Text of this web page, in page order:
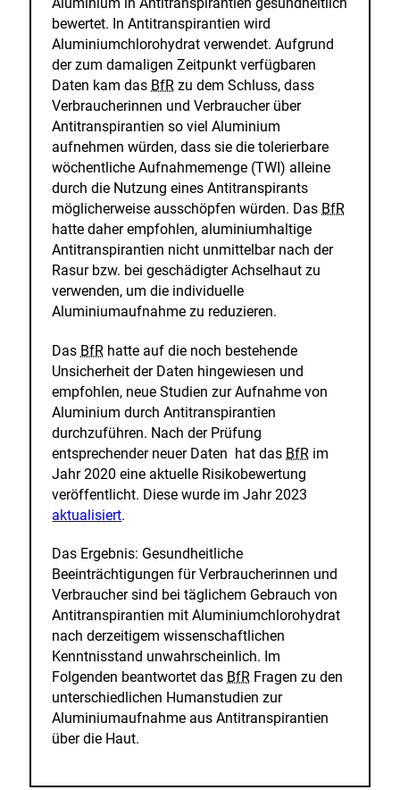
bewertet. In Antitranspirantien wird
Aluminiumchlorohydrat verwendet. Aufgrund
der zum damaligen Zeitpunkt verfügbaren
Daten kam das BfR zu dem Schluss, dass
Verbraucherinnen und Verbraucher über
Antitranspirantien so viel Aluminium
aufnehmen würden, dass sie die tolerierbare
wöchentliche Aufnahmemenge (TWI) alleine
durch die Nutzung eines Antitranspirants
möglicherweise ausschöpfen würden. Das BfR
hatte daher empfohlen, aluminiumhaltige
Antitranspirantien nicht unmittelbar nach der
Rasur bzw. bei geschädigter Achselhaut zu
verwenden, um die individuelle
Aluminiumaufnahme zu reduzieren.
Das BfR hatte auf die noch bestehende
Unsicherheit der Daten hingewiesen und
empfohlen, neue Studien zur Aufnahme von
Aluminium durch Antitranspirantien
durchzuführen. Nach der Prüfung
entsprechender neuer Daten hat das BfR im
Jahr 2020 eine aktuelle Risikobewertung
veröffentlicht. Diese wurde im Jahr 2023
r
n
e
i
k
aktualisiert.
Das Ergebnis: Gesundheitliche
Beeinträchtigungen für Verbraucherinnen und
Verbraucher sind bei täglichem Gebrauch von
Antitranspirantien mit Aluminiumchlorohydrat
nach derzeitigem wissenschaftlichen
Kenntnisstand unwahrscheinlich. Im
Folgenden beantwortet das BfR Fragen zu den
unterschiedlichen Humanstudien zur
Aluminiumaufnahme aus Antitranspirantien
über die Haut.